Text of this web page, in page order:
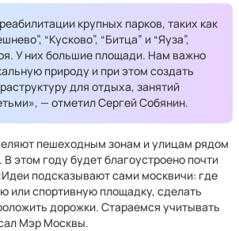
крупных парков, таких как
“Кусково”, “Битца” и “Яуза”,
У них большие площади. Нам важно
природу и при этом создать
для отдыха, занятий
— отметил Сергей Собянин.
пешеходным зонам и улицам рядом
этом году будет благоустроено почти
подсказывают сами москвичи: где
или спортивную площадку, сделать
дорожки. Стараемся учитывать
Мэр Москвы.